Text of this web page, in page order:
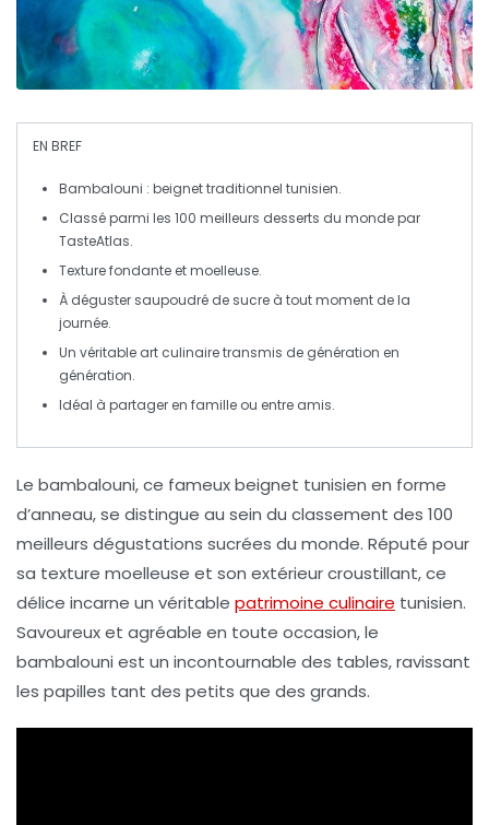
EN BREF
Bambalouni : beignet traditionnel tunisien.
Classé parmi les 100 meilleurs desserts du mondepar
TasteAtlas.
Texturefondante etmoelleuse.
À déguster saupoudré de sucre à tout moment de la
journée.
Un véritable art culinairetransmis de génération en
génération.
Idéal à partager en famille ou entre amis.
Le bambalouni, ce fameuxbeignet tunisien en forme
d’anneau, se distingue au sein du classement des 100
meilleurs dégustations sucrées du monde. Réputé pour
sa texture moelleuse et son extérieurcroustillant, ce
délice incarne un véritable patrimoine culinaire tunisien.
Savoureux et agréable en toute occasion, le
bambalouni est un incontournable des tables, ravissant
les papilles tant des petits que des grands.